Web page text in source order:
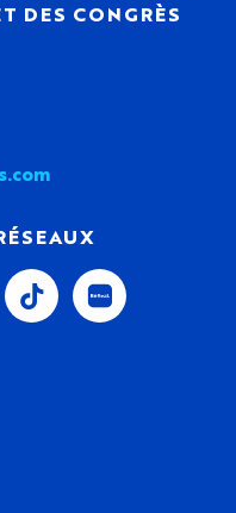
DES CONGRÈS